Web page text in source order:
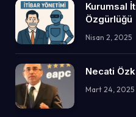
Kurumsal
Özgürlüğü
Nisan 2, 2025
Necati
Mart 24, 2025